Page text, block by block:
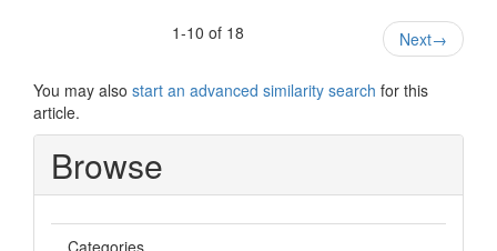
1-10 of 18
Next→
You may also start an advanced similarity search for this
article.
Browse
Categories